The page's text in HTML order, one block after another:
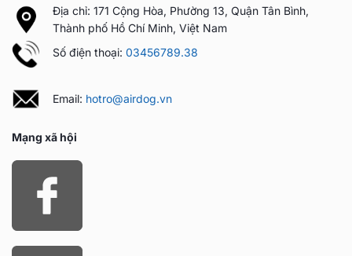
Địa chỉ: 171 Cộng Hòa, Phường 13, Quận Tân Bình,
Thành phố Hồ Chí Minh, Việt Nam
Số điện thoại: 03456789.38
Email: hotro@airdog.vn
Mạng xã hội